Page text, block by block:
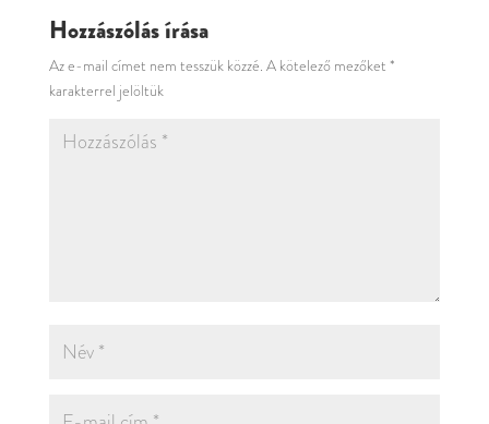
Hozzászólás írása
Az e-mail címet nem tesszük közzé. A kötelező mezőket *
karakterrel jelöltük